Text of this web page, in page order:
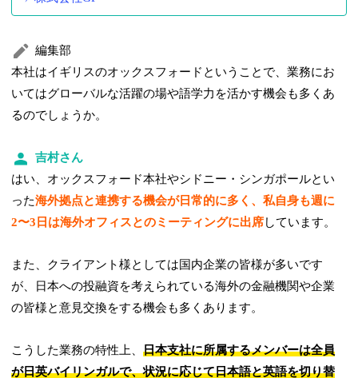
編集部
本社はイギリスのオックスフォードということで、業務にお
いてはグローバルな活躍の場や語学力を活かす機会も多くあ
るのでしょうか。
吉村さん
はい、オックスフォード本社やシドニー・シンガポールとい
った海外拠点と連携する機会が日常的に多く、私自身も週に
2〜3日は海外オフィスとのミーティングに出席しています。
また、クライアント様としては国内企業の皆様が多いです
が、日本への投融資を考えられている海外の金融機関や企業
の皆様と意見交換をする機会も多くあります。
こうした業務の特性上、日本支社に所属するメンバーは全員
が日英バイリンガルで、状況に応じて日本語と英語を切り替